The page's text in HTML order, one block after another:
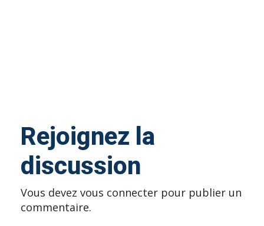
Rejoignez la
discussion
Vous devez vous connecter pour publier un
commentaire.